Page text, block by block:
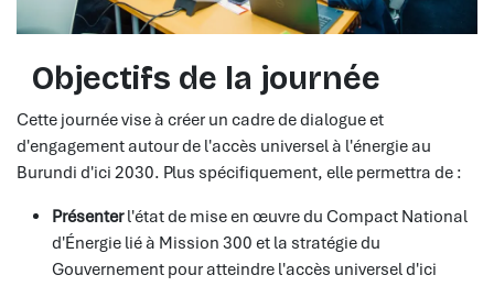
Objectifs de la journée
Cette journée vise à créer un cadre de dialogue et
d'engagement autour de l'accès universel à l'énergie au
Burundi d'ici 2030. Plus spécifiquement, elle permettra de :
Présenterl'état de mise en œuvre du Compact National
d'Énergie lié à Mission 300 et la stratégie du
Gouvernement pour atteindre l'accès universel d'ici